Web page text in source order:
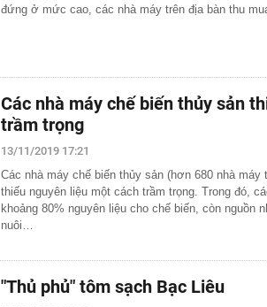
đứng ở mức cao, các nhà máy trên địa bàn thu
Các nhà máy chế biến thủy sản
trầm trọng
13/11/2019 17:21
Các nhà máy chế biến thủy sản (hơn 680 nhà máy
thiếu nguyên liệu một cách trầm trọng. Trong đó,
khoảng 80% nguyên liệu cho chế biến, còn nguồn
nuôi…
"Thủ phủ" tôm sạch Bạc Liêu